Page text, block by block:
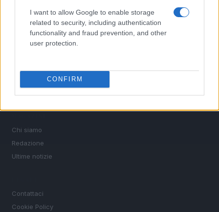
I want to allow Google to enable storage
related to security, including authentication
functionality and fraud prevention, and other
user protection.
CONFIRM
SEZIONI
Calcio
Chi siamo
Redazione
Ultime notizie
Contattaci
Cookie Policy